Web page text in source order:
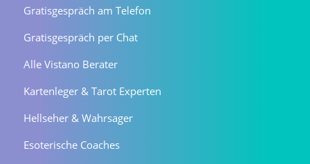
Gratisgespräch am Telefon
Gratisgespräch per Chat
Alle Vistano Berater
Kartenleger & Tarot Experten
Hellseher & Wahrsager
Esoterische Coaches